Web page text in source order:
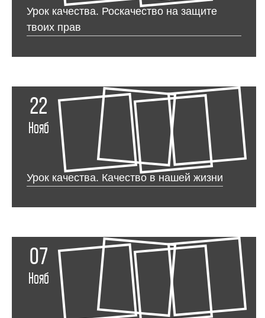
Урок качества. Роскачество на защите
твоих прав
22
Нояб
Урок качества. Качество в нашей жизни
07
Нояб